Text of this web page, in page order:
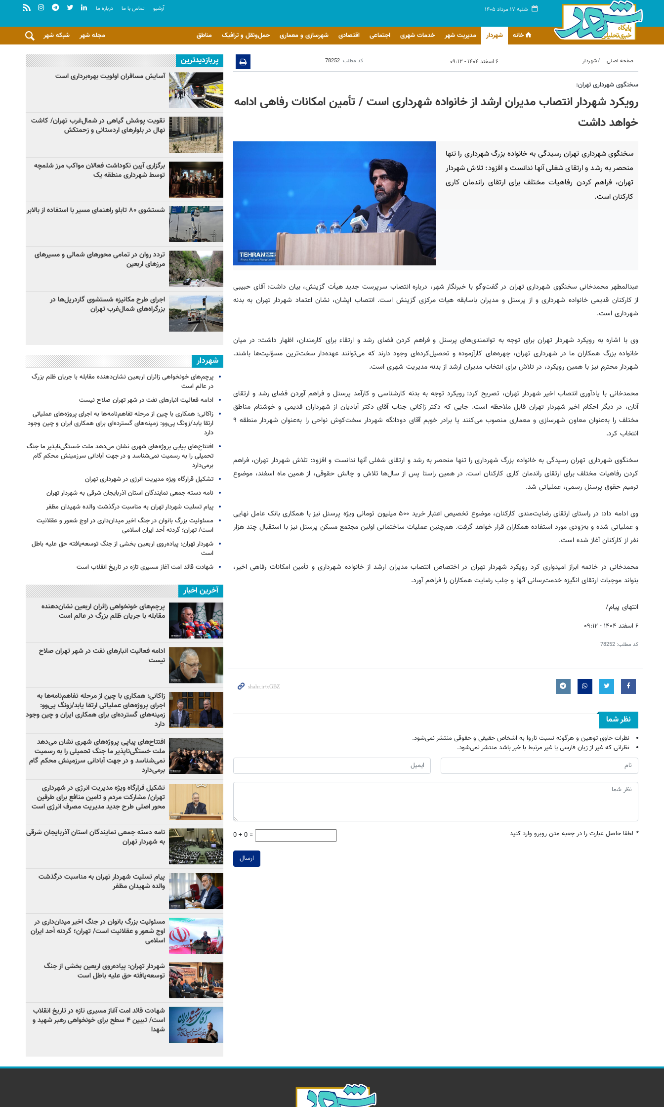
شنبه ۱۷ مرداد ۱۴۰۵ آرشيو تماس با ما درباره ما
خانه شهردار مدیریت شهر خدمات شهری اجتماعی اقتصادی شهرسازی و معماری حمل‌ونقل و ترافیک مناطق شبکه شهر مجله شهر
صفحه اصلی شهردار ۶ اسفند ۱۴۰۴ - ۰۹:۱۲ کد مطلب: 78252
سخنگوی شهرداری تهران:
رویکرد شهردار انتصاب مدیران ارشد از خانواده شهرداری است / تأمین امکانات رفاهی ادامه
خواهد داشت
سخنگوی شهرداری تهران رسیدگی به خانواده بزرگ شهرداری را تنها
منحصر به رشد و ارتقای شغلی آنها ندانست و افزود: تلاش شهردار
تهران، فراهم کردن رفاهیات مختلف برای ارتقای راندمان کاری
کارکنان است.
عبدالمطهر محمدخانی سخنگوی شهرداری تهران در گفت‌وگو با خبرنگار شهر، درباره انتصاب سرپرست جدید هیأت گزینش، بیان داشت: آقای حبیبی
از کارکنان قدیمی خانواده شهرداری و از پرسنل و مدیران باسابقه هیات مرکزی گزینش است. انتصاب ایشان، نشان اعتماد شهردار تهران به بدنه
شهرداری است.
وی با اشاره به رویکرد شهردار تهران برای توجه به توانمندی‌های پرسنل و فراهم کردن فضای رشد و ارتقاء برای کارمندان، اظهار داشت: در میان
خانواده بزرگ همکاران ما در شهرداری تهران، چهره‌های کارآزموده و تحصیل‌کرده‌ای وجود دارند که می‌توانند عهده‌دار سخت‌ترین مسؤلیت‌ها باشند.
شهردار محترم نیز با همین رویکرد، در تلاش برای انتخاب مدیران ارشد از بدنه مدیریت شهری است.
محمدخانی با یادآوری انتصاب اخیر شهردار تهران، تصریح کرد: رویکرد توجه به بدنه کارشناسی و کارآمد پرسنل و فراهم آوردن فضای رشد و ارتقای
آنان، در دیگر احکام اخیر شهردار تهران قابل ملاحظه است. جایی که دکتر زاکانی جناب آقای دکتر آبادیان از شهرداران قدیمی و خوشنام مناطق
مختلف را به‌عنوان معاون شهرسازی و معماری منصوب می‌کنند یا برادر خوبم آقای دودانگه شهردار سخت‌کوش نواحی را به‌عنوان شهردار منطقه ۹
انتخاب کرد.
سخنگوی شهرداری تهران رسیدگی به خانواده بزرگ شهرداری را تنها منحصر به رشد و ارتقای شغلی آنها ندانست و افزود: تلاش شهردار تهران، فراهم
کردن رفاهیات مختلف برای ارتقای راندمان کاری کارکنان است. در همین راستا پس از سال‌ها تلاش و چالش حقوقی، از همین ماه اسفند، موضوع
ترمیم حقوق پرسنل رسمی، عملیاتی شد.
وی ادامه داد: در راستای ارتقای رضایت‌مندی کارکنان، موضوع تخصیص اعتبار خرید ۵۰۰ میلیون تومانی ویژه پرسنل نیز با همکاری بانک عامل نهایی
و عملیاتی شده و به‌زودی مورد استفاده همکاران قرار خواهد گرفت. هم‌چنین عملیات ساختمانی اولین مجتمع مسکن پرسنل نیز با استقبال چند هزار
نفر از کارکنان آغاز شده است.
محمدخانی در خاتمه ابراز امیدواری کرد رویکرد شهردار تهران در اختصاص انتصاب مدیران ارشد از خانواده شهرداری و تأمین امکانات رفاهی اخیر،
بتواند موجبات ارتقای انگیزه خدمت‌رسانی آنها و جلب رضایت همکاران را فراهم آورد.
انتهای پیام/
۶ اسفند ۱۴۰۴ - ۰۹:۱۲
کد مطلب: 78252
نظر شما
نظرات حاوی توهین و هرگونه نسبت ناروا به اشخاص حقیقی و حقوقی منتشر نمی‌شود.
نظراتی که غیر از زبان فارسی یا غیر مرتبط با خبر باشد منتشر نمی‌شود.
* لطفا حاصل عبارت را در جعبه متن روبرو وارد کنید 0 + 0 =
ارسال
پربازدیدترین
آسایش مسافران اولویت بهره‌برداری است
تقویت پوشش گیاهی در شمال‌غرب تهران/ کاشت
نهال در بلوارهای اردستانی و زحمتکش
برگزاری آیین نکوداشت فعالان مواکب مرز شلمچه
توسط شهرداری منطقه یک
شستشوی ۸۰ تابلو راهنمای مسیر با استفاده از بالابر
تردد روان در تمامی محورهای شمالی و مسیرهای
مرزهای اربعین
اجرای طرح مکانیزه شستشوی گاردریل‌ها در
بزرگراه‌های شمال‌غرب تهران
شهردار
پرچم‌های خونخواهی زائران اربعین نشان‌دهنده مقابله با جریان ظلم بزرگ
در عالم است
ادامه فعالیت انبارهای نفت در شهر تهران صلاح نیست
زاکانی: همکاری با چین از مرحله تفاهم‌نامه‌ها به اجرای پروژه‌های عملیاتی
ارتقا یابد/زونگ پی‌وو: زمینه‌های گسترده‌ای برای همکاری ایران و چین وجود
دارد
افتتاح‌های پیاپی پروژه‌های شهری نشان می‌دهد ملت خستگی‌ناپذیر ما جنگ
تحمیلی را به رسمیت نمی‌شناسد و در جهت آبادانی سرزمینش محکم گام
برمی‌دارد
تشکیل قرارگاه ویژه مدیریت انرژی در شهرداری تهران
نامه دسته جمعی نمایندگان استان آذربایجان شرقی به شهردار تهران
پیام تسلیت شهردار تهران به مناسبت درگذشت والده شهیدان مظفر
مسئولیت بزرگ بانوان در جنگ اخیر میدان‌داری‌ در اوج شعور و عقلانیت
است/ تهران؛ گردنه اُحد ایران اسلامی
شهردار تهران: پیاده‌روی اربعین بخشی از جنگ توسعه‌یافته حق علیه باطل
است
شهادت قائد امت آغاز مسیری تازه در تاریخ انقلاب است
آخرین اخبار
پرچم‌های خونخواهی زائران اربعین نشان‌دهنده
مقابله با جریان ظلم بزرگ در عالم است
ادامه فعالیت انبارهای نفت در شهر تهران صلاح
نیست
زاکانی: همکاری با چین از مرحله تفاهم‌نامه‌ها به
اجرای پروژه‌های عملیاتی ارتقا یابد/زونگ پی‌وو:
زمینه‌های گسترده‌ای برای همکاری ایران و چین وجود
دارد
افتتاح‌های پیاپی پروژه‌های شهری نشان می‌دهد
ملت خستگی‌ناپذیر ما جنگ تحمیلی را به رسمیت
نمی‌شناسد و در جهت آبادانی سرزمینش محکم گام
برمی‌دارد
تشکیل قرارگاه ویژه مدیریت انرژی در شهرداری
تهران/ مشارکت مردم و تامین منافع برای طرفین
محور اصلی طرح جدید مدیریت مصرف انرژی است
نامه دسته جمعی نمایندگان استان آذربایجان شرقی
به شهردار تهران
پیام تسلیت شهردار تهران به مناسبت درگذشت
والده شهیدان مظفر
مسئولیت بزرگ بانوان در جنگ اخیر میدان‌داری‌ در
اوج شعور و عقلانیت است/ تهران؛ گردنه اُحد ایران
اسلامی
شهردار تهران: پیاده‌روی اربعین بخشی از جنگ
توسعه‌یافته حق علیه باطل است
شهادت قائد امت آغاز مسیری تازه در تاریخ انقلاب
است/ تبیین ۴ سطح برای خونخواهی رهبر شهید و
شهدا